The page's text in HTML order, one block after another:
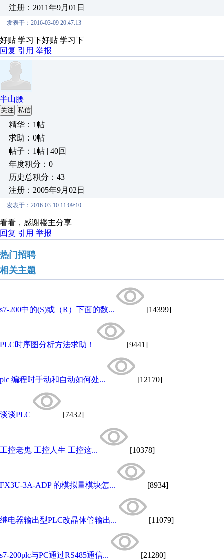
注册：2011年9月01日
发表于：2016-03-09 20:47:13
好贴 学习下好贴 学习下
回复 引用 举报
半山腰
关注 私信
精华：1帖
求助：0帖
帖子：1帖 | 40回
年度积分：0
历史总积分：43
注册：2005年9月02日
发表于：2016-03-10 11:09:10
看看，感谢楼主分享
回复 引用 举报
热门招聘
相关主题
s7-200中的(S)或（R）下面的数... [14399]
PLC时序图分析方法求助！ [9441]
plc 编程时手动和自动如何处... [12170]
谈谈PLC [7432]
工控老鬼 工控人生 工控这... [10378]
FX3U-3A-ADP 的模拟量模块怎... [8934]
继电器输出型PLC改晶体管输出... [11079]
s7-200plc与PC通过RS485通信... [21280]